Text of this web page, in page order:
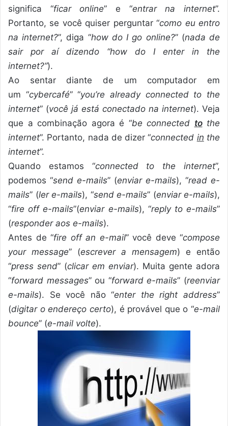
significa “ficar online” e “entrar na internet”.
Portanto, se você quiser perguntar “como eu entro
na internet?”, diga “how do I go online?” (nada de
sair por aí dizendo “how do I enter in the
internet?”).
Ao sentar diante de um computador em
um “cybercafé” “you’re already connected to the
internet” (você já está conectado na internet). Veja
que a combinação agora é “be connected tothe
internet”. Portanto, nada de dizer “connected in the
internet”.
Quando estamos “connected to the internet”,
podemos “send e-mails” (enviar e-mails), “read e-
mails” (ler e-mails), “send e-mails” (enviar e-mails),
“fire off e-mails”(enviar e-mails), “reply to e-mails”
(responder aos e-mails).
Antes de “fire off an e-mail” você deve “compose
your message” (escrever a mensagem) e então
“press send” (clicar em enviar). Muita gente adora
“forward messages” ou “forward e-mails” (reenviar
e-mails). Se você não “enter the right address”
(digitar o endereço certo), é provável que o “e-mail
bounce” (e-mail volte).